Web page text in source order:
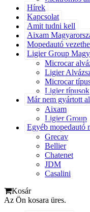
Hírek
Kapcsolat
Amit tudni kell
Aixam
Mopedautó
Ligier Group
Microcar
Ligier
Microcar
Ligier típusok
Már nem gyártott
Aixam
Ligier Group
Egyéb mopedautó
Grecav
Bellier
Chatenet
JDM
Casalini
Kosár
Az Ön kosara üres.